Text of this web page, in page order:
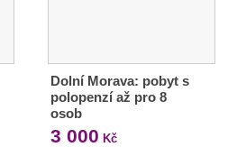
Dolní Morava: pobyt s
polopenzí až pro 8
osob
3 000 Kč